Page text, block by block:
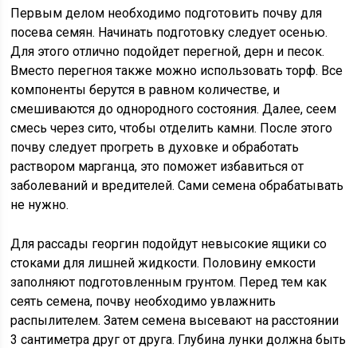
Первым делом необходимо подготовить почву для
посева семян. Начинать подготовку следует осенью.
Для этого отлично подойдет перегной, дерн и песок.
Вместо перегноя также можно использовать торф. Все
компоненты берутся в равном количестве, и
смешиваются до однородного состояния. Далее, сеем
смесь через сито, чтобы отделить камни. После этого
почву следует прогреть в духовке и обработать
раствором марганца, это поможет избавиться от
заболеваний и вредителей. Сами семена обрабатывать
не нужно.
Для рассады георгин подойдут невысокие ящики со
стоками для лишней жидкости. Половину емкости
заполняют подготовленным грунтом. Перед тем как
сеять семена, почву необходимо увлажнить
распылителем. Затем семена высевают на расстоянии
3 сантиметра друг от друга. Глубина лунки должна быть